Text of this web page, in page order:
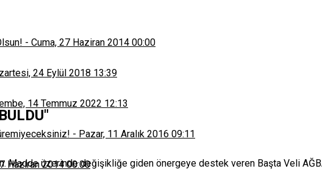
- Cuma, 27 Haziran 2014 00:00
24 Eylül 2018 13:39
14 Temmuz 2022 12:13
- Pazar, 11 Aralık 2016 09:11
Haziran 2014 00:00
Madde üzerinde değişikliğe giden önergeye destek veren Başta Veli